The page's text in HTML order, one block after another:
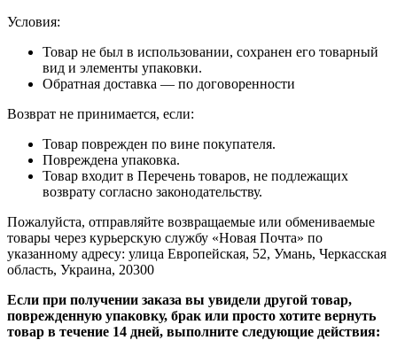
Условия:
Товар не был в использовании, сохранен его товарный
вид и элементы упаковки.
Обратная доставка — по договоренности
Возврат не принимается, если:
Товар поврежден по вине покупателя.
Повреждена упаковка.
Товар входит в Перечень товаров, не подлежащих
возврату согласно законодательству.
Пожалуйста, отправляйте возвращаемые или обмениваемые
товары через курьерскую службу «Новая Почта» по
указанному адресу: улица Европейская, 52, Умань, Черкасская
область, Украина, 20300
Если при получении заказа вы увидели другой товар,
поврежденную упаковку, брак или просто хотите вернуть
товар в течение 14 дней, выполните следующие действия: